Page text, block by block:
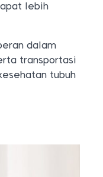
lebih
dalam
transportasi
tubuh